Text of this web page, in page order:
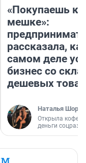
«Покупаешь
мешке»:
рассказала,
самом деле
бизнес со
дешевых
Наталья
Открыла
деньги